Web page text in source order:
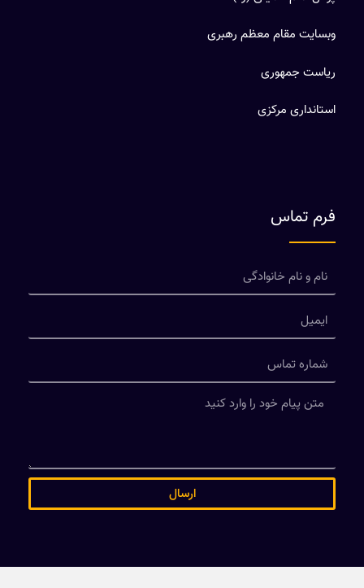
وبسایت مقام معظم رهبری
ریاست جمهوری
استانداری مرکزی
فرم تماس
ارسال